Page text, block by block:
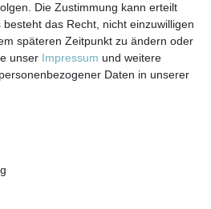
AGB
Widerrufs­recht
Die Zustimmung kann erteilt
das Recht, nicht einzuwilligen
späteren Zeitpunkt zu ändern oder
unser Impressum und weitere
Daten in unserer